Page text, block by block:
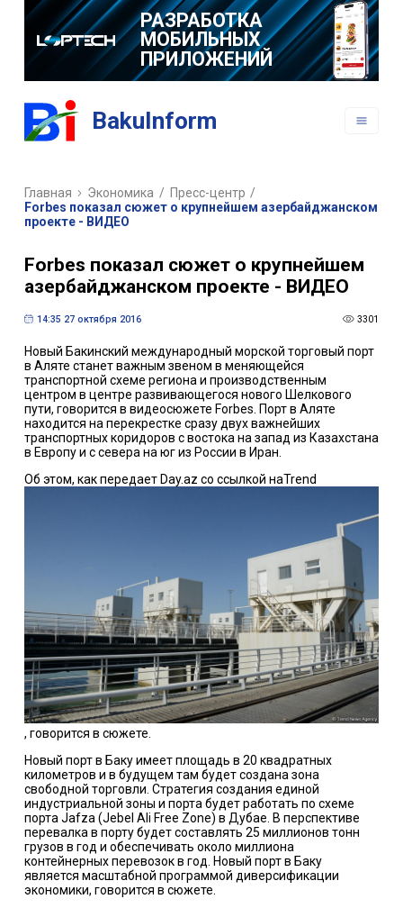
РАЗРАБОТКА
МОБИЛЬНЫХ
ПРИЛОЖЕНИЙ
BakuInform
Главная Экономика / Пресс-центр /
Forbes показал сюжет о крупнейшем азербайджанском
проекте - ВИДЕО
Forbes показал сюжет о крупнейшем
азербайджанском проекте - ВИДЕО
14:35 27 октября 2016 3301
Новый Бакинский международный морской торговый порт
в Аляте станет важным звеном в меняющейся
транспортной схеме региона и производственным
центром в центре развивающегося нового Шелкового
пути, говорится в видеосюжете Forbes. Порт в Аляте
находится на перекрестке сразу двух важнейших
транспортных коридоров с востока на запад из Казахстана
в Европу и с севера на юг из России в Иран.
Об этом, как передает Day.az со ссылкой наTrend
, говорится в сюжете.
Новый порт в Баку имеет площадь в 20 квадратных
километров и в будущем там будет создана зона
свободной торговли. Стратегия создания единой
индустриальной зоны и порта будет работать по схеме
порта Jafza (Jebel Ali Free Zone) в Дубае. В перспективе
перевалка в порту будет составлять 25 миллионов тонн
грузов в год и обеспечивать около миллиона
контейнерных перевозок в год. Новый порт в Баку
является масштабной программой диверсификации
экономики, говорится в сюжете.